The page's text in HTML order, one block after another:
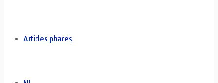
Articles phares